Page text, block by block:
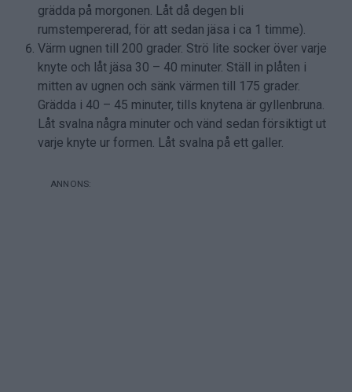
grädda på morgonen. Låt då degen bli
rumstempererad, för att sedan jäsa i ca 1 timme).
Värm ugnen till 200 grader. Strö lite socker över varje
knyte och låt jäsa 30 – 40 minuter. Ställ in plåten i
mitten av ugnen och sänk värmen till 175 grader.
Grädda i 40 – 45 minuter, tills knytena är gyllenbruna.
Låt svalna några minuter och vänd sedan försiktigt ut
varje knyte ur formen. Låt svalna på ett galler.